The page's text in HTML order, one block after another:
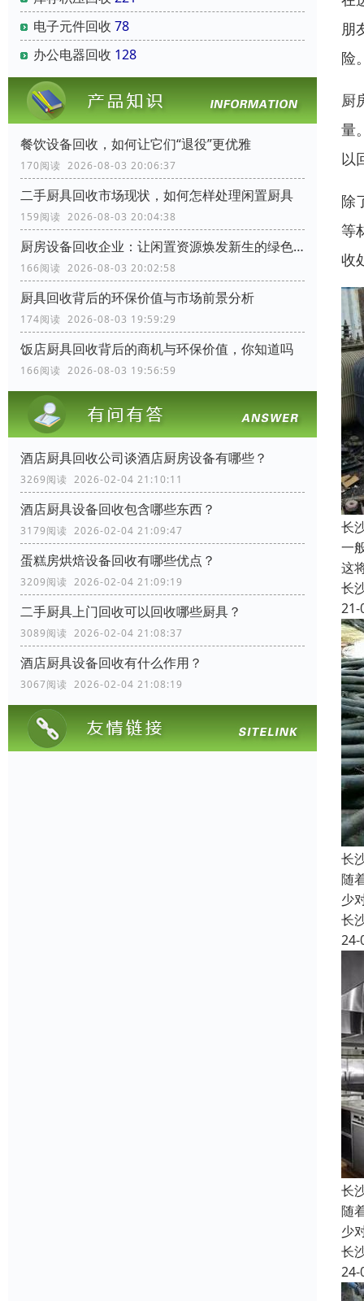
电子元件回收 78
办公电器回收 128
餐饮设备回收，如何让它们“退役”更优雅
170阅读 2026-08-03 20:06:37
二手厨具回收市场现状，如何怎样处理闲置厨具
159阅读 2026-08-03 20:04:38
厨房设备回收企业：让闲置资源焕发新生的绿色力量
166阅读 2026-08-03 20:02:58
厨具回收背后的环保价值与市场前景分析
174阅读 2026-08-03 19:59:29
饭店厨具回收背后的商机与环保价值，你知道吗
166阅读 2026-08-03 19:56:59
酒店厨具回收公司谈酒店厨房设备有哪些？
3269阅读 2026-02-04 21:10:11
酒店厨具设备回收包含哪些东西？
3179阅读 2026-02-04 21:09:47
蛋糕房烘焙设备回收有哪些优点？
3209阅读 2026-02-04 21:09:19
二手厨具上门回收可以回收哪些厨具？
3089阅读 2026-02-04 21:08:37
酒店厨具设备回收有什么作用？
3067阅读 2026-02-04 21:08:19
朋
险
厨
量
以
除
等
收
长
一
这
长
21-
长
随
少
长
24-
长
随
少
长
24-